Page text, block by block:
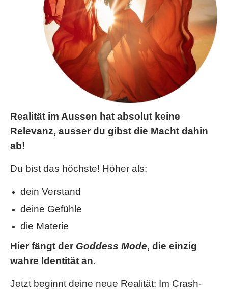
Realität im Aussen hat absolut keine
Relevanz, ausser du gibst die Macht dahin
ab!
Du bist das höchste! Höher als:
dein Verstand
deine Gefühle
die Materie
Hier fängt der Goddess Mode, die einzig
wahre Identität an.
Jetzt beginnt deine neue Realität: Im Crash-